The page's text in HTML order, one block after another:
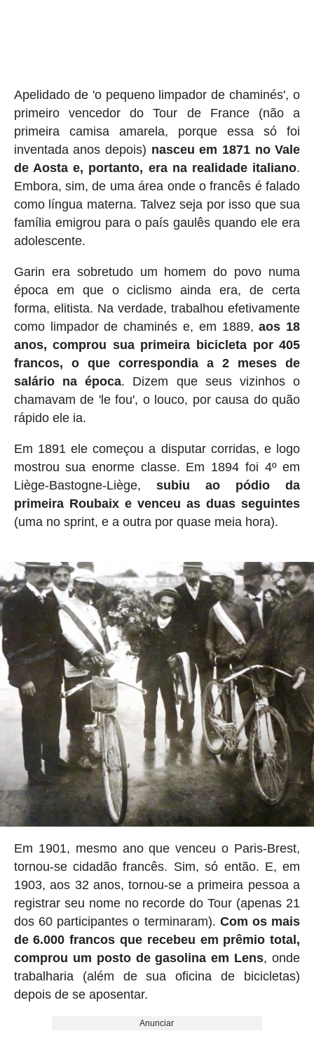
Apelidado de 'o pequeno limpador de chaminés', o
primeiro vencedor do Tour de France (não a
primeira camisa amarela, porque essa só foi
inventada anos depois) nasceu em 1871 no Vale
de Aosta e, portanto, era na realidade italiano.
Embora, sim, de uma área onde o francês é falado
como língua materna. Talvez seja por isso que sua
família emigrou para o país gaulês quando ele era
adolescente.
Garin era sobretudo um homem do povo numa
época em que o ciclismo ainda era, de certa
forma, elitista. Na verdade, trabalhou efetivamente
como limpador de chaminés e, em 1889,aos 18
anos, comprou sua primeira bicicleta por 405
francos, o que correspondia a 2 meses de
salário na época. Dizem que seus vizinhos o
chamavam de 'le fou', o louco, por causa do quão
rápido ele ia.
Em 1891 ele começou a disputar corridas, e logo
mostrou sua enorme classe. Em 1894 foi 4º em
Liège-Bastogne-Liège, subiu ao pódio da
primeira Roubaix e venceu as duas seguintes
(uma no sprint, e a outra por quase meia hora).
Em 1901, mesmo ano que venceu o Paris-Brest,
tornou-se cidadão francês. Sim, só então. E, em
1903, aos 32 anos, tornou-se a primeira pessoa a
registrar seu nome no recorde do Tour (apenas 21
dos 60 participantes o terminaram). Com os mais
de 6.000 francos que recebeu em prêmio total,
comprou um posto de gasolina em Lens, onde
trabalharia (além de sua oficina de bicicletas)
depois de se aposentar.
Anunciar